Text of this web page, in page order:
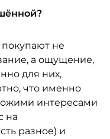
не
а ощущение,
для них,
что именно
интересами
на
разное) и